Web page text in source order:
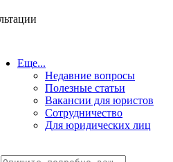
Еще...
Недавние вопросы
Полезные статьи
Вакансии для юристов
Сотрудничество
Для юридических лиц